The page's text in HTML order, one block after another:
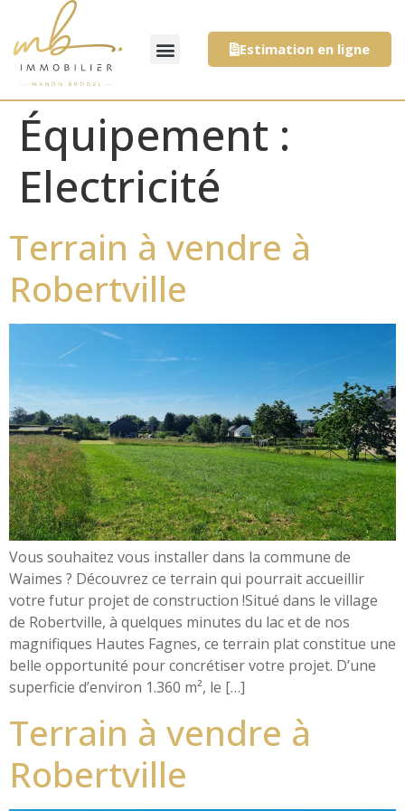
Estimation en ligne
Équipement :
Electricité
Terrain à vendre à
Robertville
Vous souhaitez vous installer dans la commune de
Waimes ? Découvrez ce terrain qui pourrait accueillir
votre futur projet de construction !Situé dans le village
de Robertville, à quelques minutes du lac et de nos
magnifiques Hautes Fagnes, ce terrain plat constitue une
belle opportunité pour concrétiser votre projet. D’une
superficie d’environ 1.360 m², le […]
Terrain à vendre à
Robertville